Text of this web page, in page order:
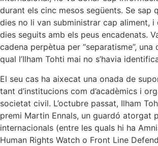
durant els cinc mesos següents. Se sap
dies no li van subministrar cap aliment, i
dies seguits amb els peus encadenats.
cadena perpètua per “separatisme”, una
qual l’Ilham Tohti mai no s’havia
El seu cas ha aixecat una onada de
tant d’institucions com d’acadèmics i
societat civil. L’octubre passat, Ilham
premi Martin Ennals, un guardó atorgat
internacionals (entre les quals hi ha
Human Rights Watch o Front Line